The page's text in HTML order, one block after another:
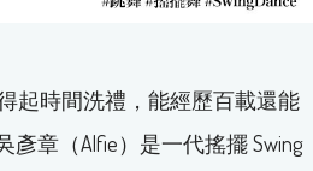
起時間洗禮，能經歷百載還能
章（Alfie）是一代搖擺 Swing